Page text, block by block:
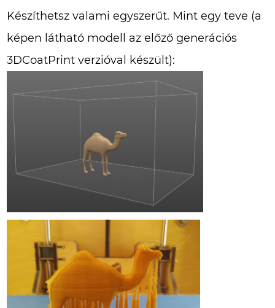
Készíthetsz valami egyszerűt. Mint egy teve (a
képen látható modell az előző generációs
3DCoatPrint verzióval készült):